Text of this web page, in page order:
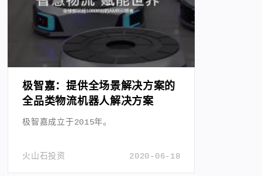
极智嘉：提供全场景解决方案的
全品类物流机器人解决方案
极智嘉成立于2015年。
2020-06-18
火山石投资